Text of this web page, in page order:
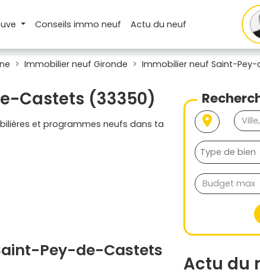
Conseilsimmo neuf Actudu neuf
Immobilier neuf Gironde Immobilier neuf Saint-
Castets (33350)
et programmes neufs dans ta
Pey-de-Castets
Actu du